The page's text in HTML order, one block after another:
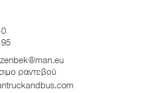
ραντεβού